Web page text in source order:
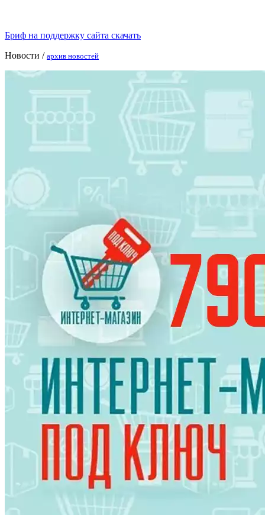
Бриф на поддержку сайта скачать
Новости / архив новостей